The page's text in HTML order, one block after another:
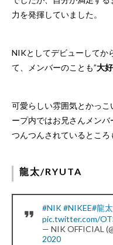
力を発揮していました。
NIKとしてデビューしてか
て、メンバーのことも”大
可愛らしい雰囲気とかっ
ープ内ではお兄さんメン
つんつんされているところ
龍太/RYUTA
#NIK#NIKEE#龍太
pic.twitter.com/
— NIK OFFICIAL
2020